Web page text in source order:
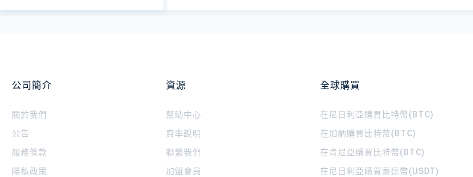
公司簡介
關於我們
公告
服務條款
隱私政策
資源
幫助中心
費率說明
聯繫我們
加盟會員
全球購買
在尼日利亞購買比特幣(BTC)
在加納購買比特幣(BTC)
在肯尼亞購買比特幣(BTC)
在尼日利亞購買泰達幣(USDT)